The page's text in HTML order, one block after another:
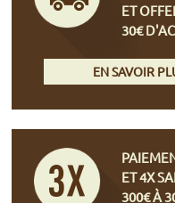
ET
30€
EN SAVOIR
ET 4X
300€ À